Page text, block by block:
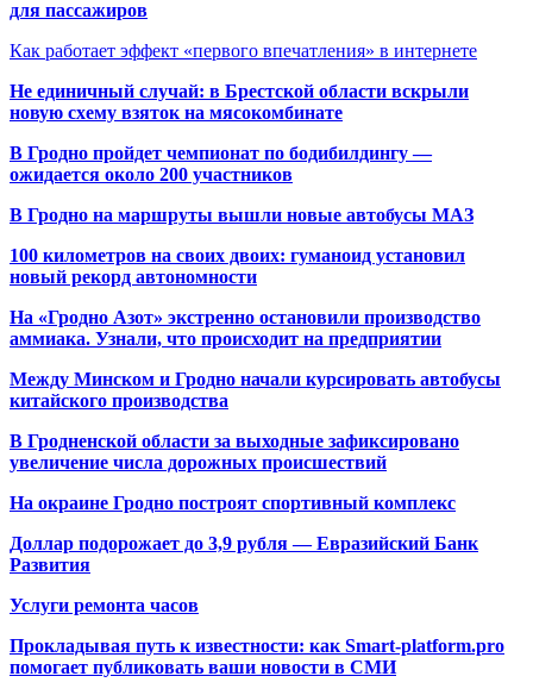
для пассажиров
Как работает эффект «первого впечатления» в интернете
Не единичный случай: в Брестской области вскрыли
новую схему взяток на мясокомбинате
В Гродно пройдет чемпионат по бодибилдингу —
ожидается около 200 участников
В Гродно на маршруты вышли новые автобусы МАЗ
100 километров на своих двоих: гуманоид установил
новый рекорд автономности
На «Гродно Азот» экстренно остановили производство
аммиака. Узнали, что происходит на предприятии
Между Минском и Гродно начали курсировать автобусы
китайского производства
В Гродненской области за выходные зафиксировано
увеличение числа дорожных происшествий
На окраине Гродно построят спортивный комплекс
Доллар подорожает до 3,9 рубля — Евразийский Банк
Развития
Услуги ремонта часов
Прокладывая путь к известности: как Smart-platform.pro
помогает публиковать ваши новости в СМИ